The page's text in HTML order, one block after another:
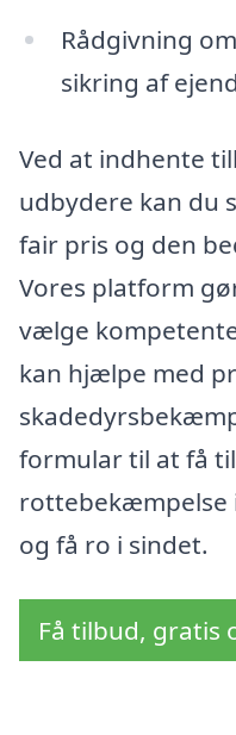
Rådgivning
sikring af
Ved at indhente
udbydere kan du
fair pris og den
Vores platform
vælge
kan hjælpe med
formular til at få
rottebekæmpelse
og få ro i sindet.
Få tilbud, gratis